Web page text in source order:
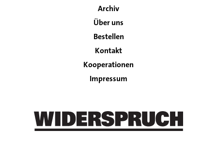
Archiv
Über uns
Bestellen
Footer
Kontakt
Kooperationen
Impressum